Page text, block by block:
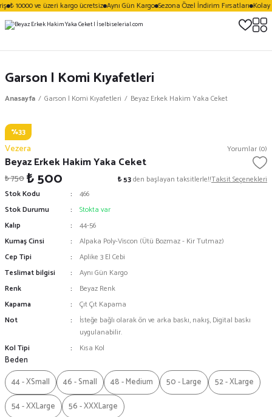
₺ 10000 ve üzeri kargo ücretsiz Aynı Gün Kargo Sezona Özel İndirim Fırsatları Kolay
Garson | Komi Kıyafetleri
Anasayfa Garson | Komi Kıyafetleri Beyaz Erkek Hakim Yaka Ceket
%33
Vezera Yorumlar (0)
Beyaz Erkek Hakim Yaka Ceket
₺ 750₺ 500 ₺ 53den başlayan taksitlerle!!Taksit Seçenekleri
Stok Kodu
466
Stok Durumu
Stokta var
Kalıp
44-56
Kumaş Cinsi
Alpaka Poly-Viscon (Ütü Bozmaz - Kir Tutmaz)
Cep Tipi
Aplike 3 El Cebi
Teslimat bilgisi
Aynı Gün Kargo
Renk
Beyaz Renk
Kapama
Çıt Çıt Kapama
Not
İsteğe bağlı olarak ön ve arka baskı, nakış, Digital baskı
uygulanabilir.
Kol Tipi
Kısa Kol
Beden
44 - XSmall
46 - Small 48 - Medium 50 - Large
52 - XLarge
54 - XXLarge
56 - XXXLarge